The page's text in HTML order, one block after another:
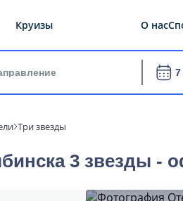
Круизы О нас
7
Три звезды
3 звезды -